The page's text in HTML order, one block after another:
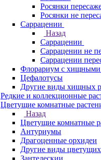
Росянки
Росянки не
Саррацении
Назад
Саррацении
Саррацении не
Саррацении
Флорариум с хищными
Цефалотусы
Другие виды хищных
Редкие и коллекционные
Цветущие комнатные
Назад
Цветущие комнатные
Антуриумы
Драгоценные орхидеи
Другие виды цветущих
Зантедескии